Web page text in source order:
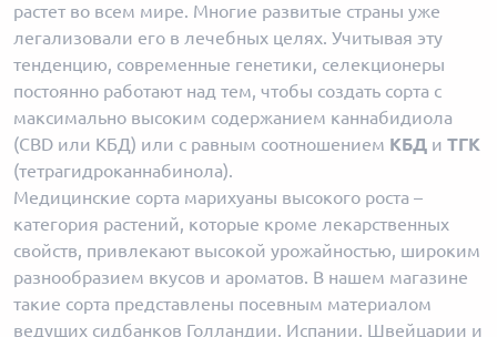
растет во всем мире. Многие развитые страны уже
легализовали его в лечебных целях. Учитывая эту
тенденцию, современные генетики, селекционеры
постоянно работают над тем, чтобы создать сорта с
максимально высоким содержанием каннабидиола
(CBD или КБД) или с равным соотношением КБД и ТГК
(тетрагидроканнабинола).
Медицинские сорта марихуаны высокого роста –
категория растений, которые кроме лекарственных
свойств, привлекают высокой урожайностью, широким
разнообразием вкусов и ароматов. В нашем магазине
такие сорта представлены посевным материалом
ведущих сидбанков Голландии, Испании, Швейцарии и